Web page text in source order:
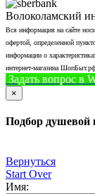
Волоколамский
Вся информация на сайте
офертой, определенной
информации о
интернет-магазина ШопБыт.рф.
Задать вопрос в
×
Подбор душевой
Вернуться
Start Over
Имя: